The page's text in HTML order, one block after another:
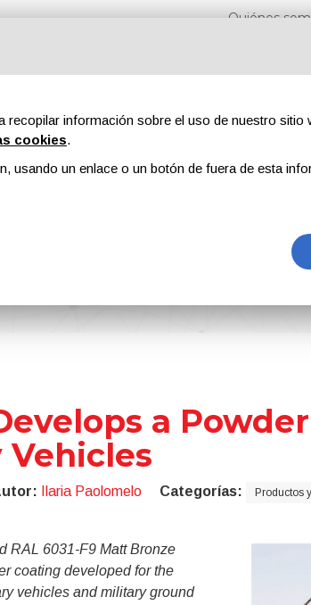
Quiénes
Publicidad Contenidos exclusivos
a
Ilaria Paolomelo Categorías: Productos
RAL 6031-F9 Matt Bronze
coating developed for the
vehicles and military ground
información sobre el uso de nuestro sitio
cookies.
usando un enlace o un botón de fuera de esta